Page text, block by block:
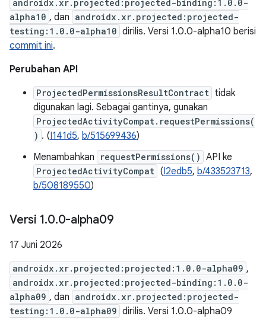
androidx.xr.projected:projected-binding:1.0.0-
alpha10 , dan androidx.xr.projected:projected-
testing:1.0.0-alpha10 dirilis. Versi 1.0.0-alpha10 berisi
commit ini.
Perubahan API
ProjectedPermissionsResultContract tidak
digunakan lagi. Sebagai gantinya, gunakan
ProjectedActivityCompat.requestPermissions(
) . (I141d5, b/515699436)
Menambahkan
requestPermissions() API ke
ProjectedActivityCompat (I2edb5, b/433523713,
b/508189550)
Versi 1.0.0-alpha09
17 Juni 2026
androidx.xr.projected:projected:1.0.0-alpha09 ,
androidx.xr.projected:projected-binding:1.0.0-
alpha09 , dan androidx.xr.projected:projected-
testing:1.0.0-alpha09 dirilis. Versi 1.0.0-alpha09